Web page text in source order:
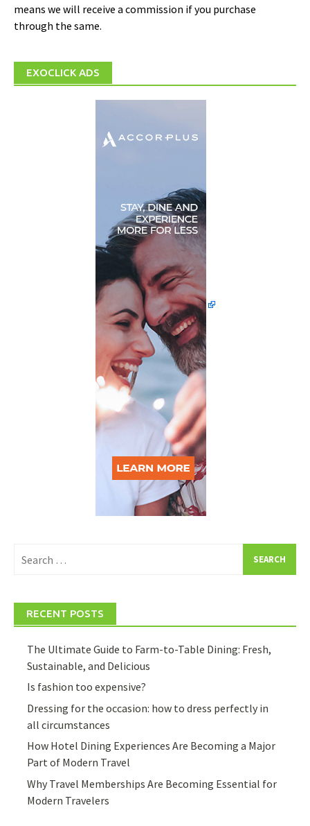
means we will receive a commission if you purchase
through the same.
EXOCLICK ADS
for:
RECENT POSTS
The Ultimate Guide to Farm-to-Table Dining: Fresh,
Sustainable, and Delicious
Is fashion too expensive?
Dressing for the occasion: how to dress perfectly in
all circumstances
How Hotel Dining Experiences Are Becoming a Major
Part of Modern Travel
Why Travel Memberships Are Becoming Essential for
Modern Travelers